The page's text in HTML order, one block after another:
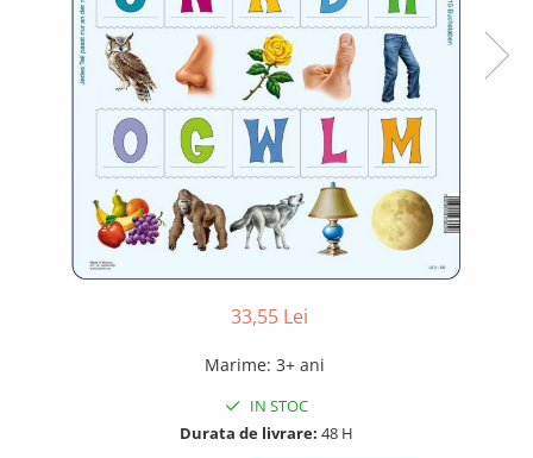
33,55 Lei
Marime: 3+ ani
IN STOC
Durata de livrare: 48 H